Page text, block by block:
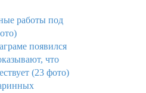
работы под
появился
что
(23 фото)